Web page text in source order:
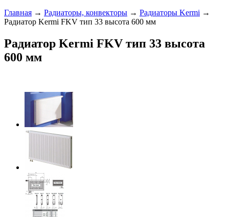
Главная → Радиаторы, конвекторы → Радиаторы Kermi →
Радиатор Kermi FKV тип 33 высота 600 мм
Радиатор Kermi FKV тип 33 высота
600 мм